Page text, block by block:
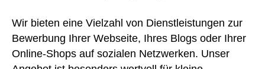
Wir bieten eine Vielzahl von Dienstleistungen zur
Bewerbung Ihrer Webseite, Ihres Blogs oder Ihrer
Online-Shops auf sozialen Netzwerken. Unser